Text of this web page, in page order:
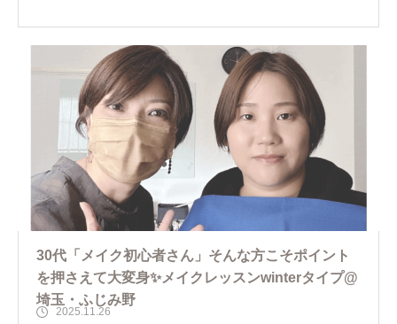
30代「メイク初心者さん」そんな方こそポイント
を押さえて大変身✨メイクレッスンwinterタイプ@
埼玉・ふじみ野
2025.11.26